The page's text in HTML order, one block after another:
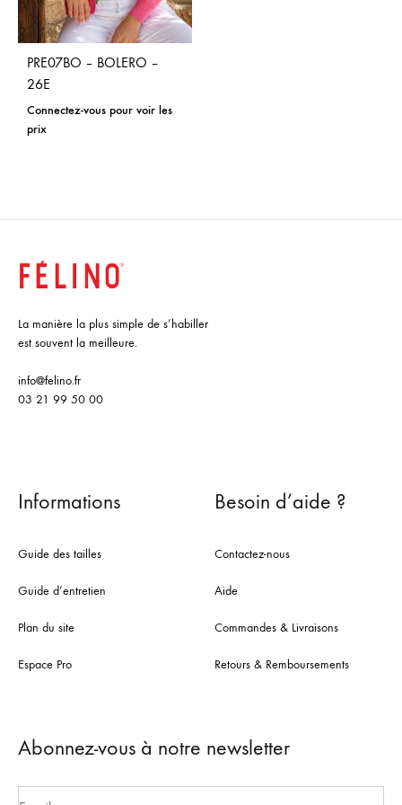
PRE07BO – BOLERO –
26E
Connectez-vous pour voir les
prix
La manière la plus simple de s’habiller
est souvent la meilleure.
info@felino.fr
03 21 99 50 00
Informations
Guide des tailles
Guide d’entretien
Plan du site
Espace Pro
Besoin d’aide ?
Contactez-nous
Aide
Commandes & Livraisons
Retours & Remboursements
Abonnez-vous à notre newsletter